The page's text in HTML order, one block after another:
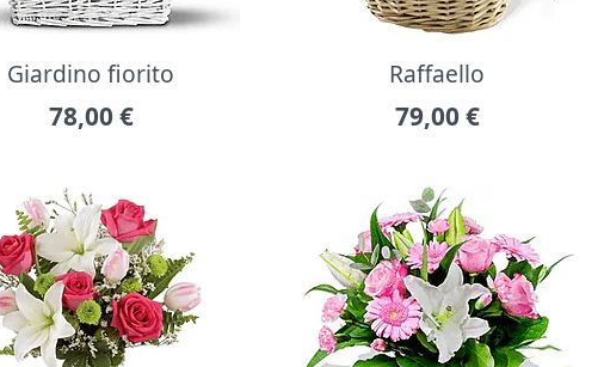
Giardino fiorito
78,00 €
Raffaello
79,00 €